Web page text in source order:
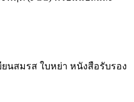
นสมรส ใบหย่า หนังสือรับรอง